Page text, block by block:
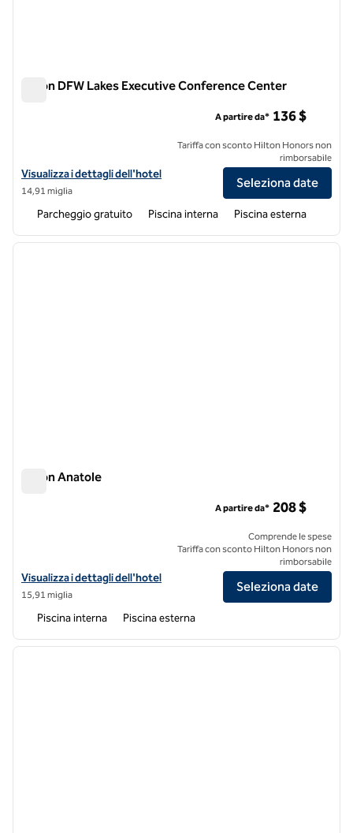
Hilton DFW Lakes Executive Conference Center
Visualizza i dettagli dell'hotel per l'Hilton DFW Lakes Executive
Visualizza i dettagli dell'hotel
14,91 miglia
A partire da* 136 $
Tariffa con sconto Hilton Honors non
rimborsabile
Seleziona date
Parcheggio gratuito Piscina interna Piscina esterna
1 di 11
Hilton Anatole
Visualizza i dettagli dell'hotel Hilton Anatole
Visualizza i dettagli dell'hotel
15,91 miglia
A partire da* 208 $
Comprende le spese
Tariffa con sconto Hilton Honors non
rimborsabile
Seleziona date
Piscina interna Piscina esterna
1 di 12